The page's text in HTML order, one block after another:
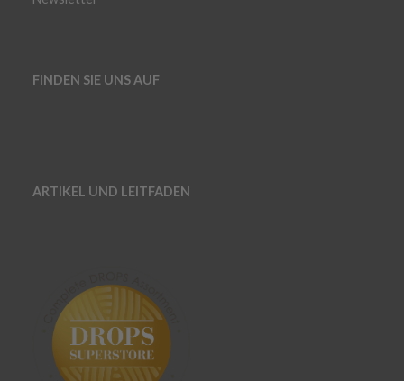
FINDEN SIE UNS AUF
ARTIKEL UND LEITFADEN